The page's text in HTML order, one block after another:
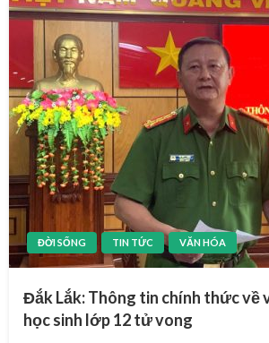
ĐỜI SỐNG TIN TỨC VĂN HÓA
Đắk Lắk: Thông tin chính thức về
học sinh lớp 12 tử vong